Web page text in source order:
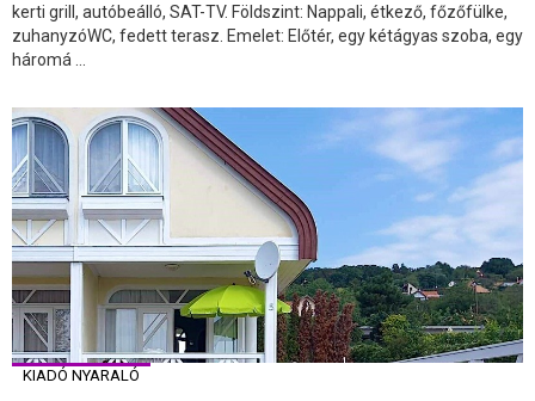
kerti grill, autóbeálló, SAT-TV. Földszint: Nappali, étkező, főzőfülke,
zuhanyzóWC, fedett terasz. Emelet: Előtér, egy kétágyas szoba, egy
háromá ...
KIADÓ NYARALÓ